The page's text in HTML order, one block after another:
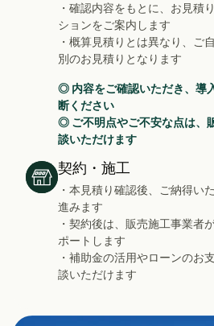
・確認内容をもとに、お見積
ションをご案内します
・概算見積りとは異なり、ご
別のお見積りとなります
◎ 内容をご確認いただき、導
断ください
◎ ご不明点やご不安な点は、
談いただけます
契約・施工
・本見積り確認後、ご納得い
進みます
・契約後は、販売施工事業者
ポートします
・補助金の活用やローンのお
談いただけます